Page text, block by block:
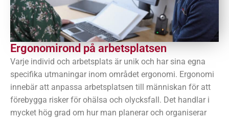
Ergonomirond på arbetsplatsen
Varje individ och arbetsplats är unik och har sina egna
specifika utmaningar inom området ergonomi. Ergonomi
innebär att anpassa arbetsplatsen till människan för att
förebygga risker för ohälsa och olycksfall. Det handlar i
mycket hög grad om hur man planerar och organiserar